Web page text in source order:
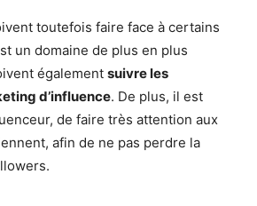
toutefois faire face à certains
un domaine de plus en plus
également suivre les
d’influence. De plus, il est
de faire très attention aux
afin de ne pas perdre la